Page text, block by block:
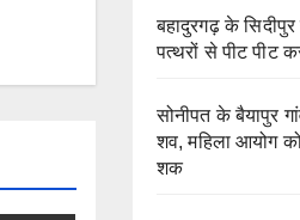
बहादुरगढ़ के
पत्थरों से पीट पीट
सोनीपत के बैयापुर
शव, महिला आयोग
शक